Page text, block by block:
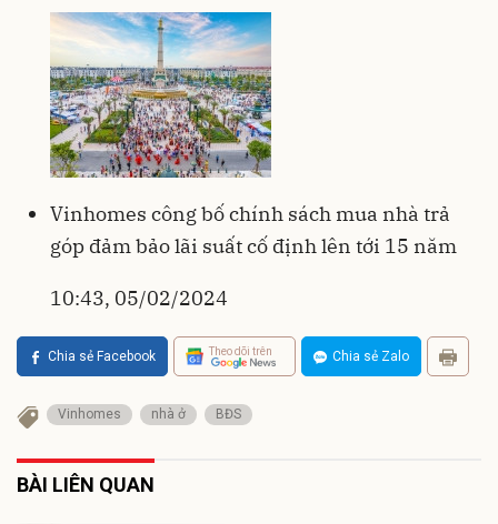
Vinhomes công bố chính sách mua nhà trả
góp đảm bảo lãi suất cố định lên tới 15 năm
10:43, 05/02/2024
Chia sẻ Facebook Theo dõi trên Chia sẻ Zalo
Vinhomes nhà ở BĐS
BÀI LIÊN QUAN